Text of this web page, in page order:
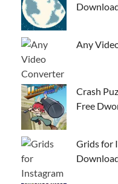
Any
Crash
Free
Grids for